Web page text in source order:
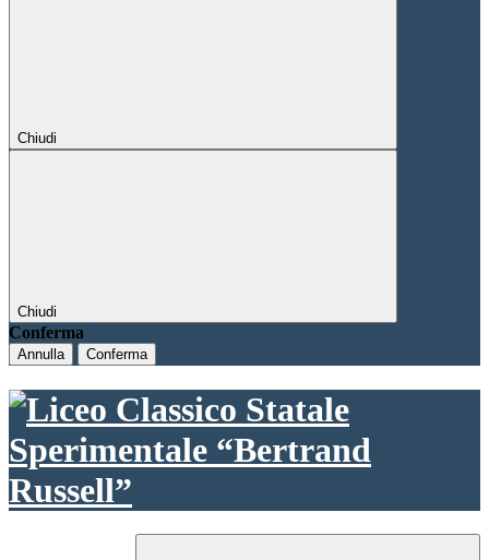
Chiudi
Chiudi
Conferma
Annulla Conferma